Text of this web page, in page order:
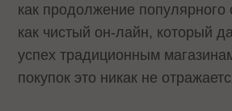
как продолжение
как чистый он-лайн, который
успех традиционным
покупок это никак не